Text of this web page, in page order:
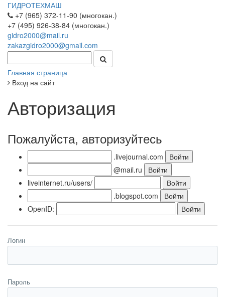
ГИДРОТЕХМАШ
+7 (965) 372-11-90 (многокан.)
+7 (495) 926-38-84 (многокан.)
gidro2000@mail.ru
zakazgidro2000@gmail.com
Главная страница
Вход на сайт
Авторизация
Пожалуйста, авторизуйтесь
.livejournal.com
@mail.ru
liveinternet.ru/users/
.blogspot.com
OpenID:
Логин
Пароль